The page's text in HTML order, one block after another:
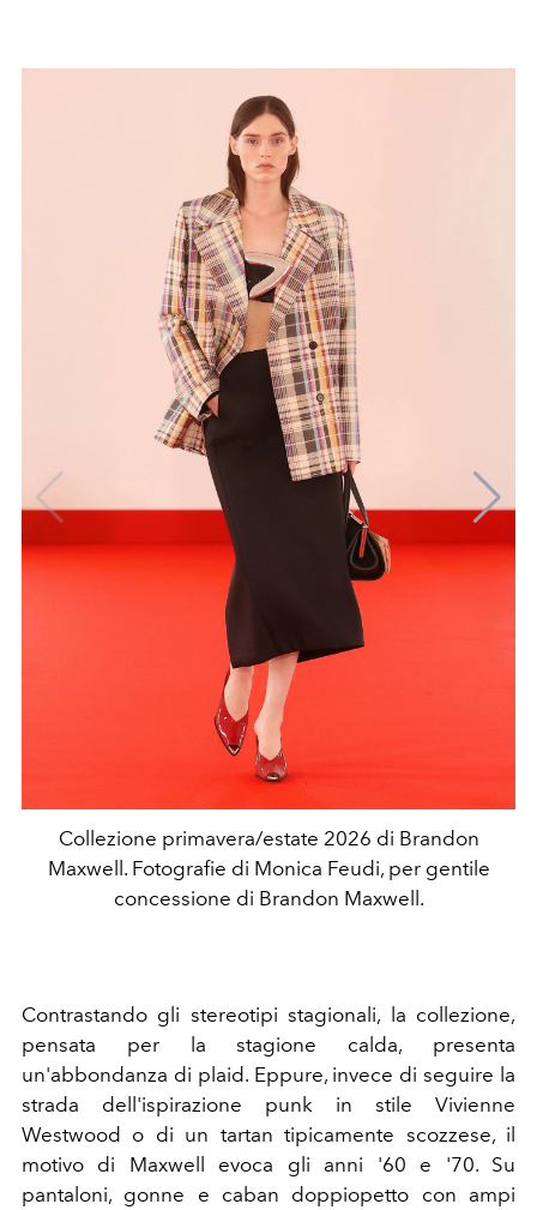
Collezione primavera/estate 2026 di Brandon
Maxwell. Fotografie di Monica Feudi, per gentile
concessione di Brandon Maxwell.
Contrastando gli stereotipi stagionali, la collezione,
pensata per la stagione calda, presenta
un'abbondanza di plaid. Eppure, invece di seguire la
strada dell'ispirazione punk in stile Vivienne
Westwood o di un tartan tipicamente scozzese, il
motivo di Maxwell evoca gli anni '60 e '70. Su
pantaloni, gonne e caban doppiopetto con ampi